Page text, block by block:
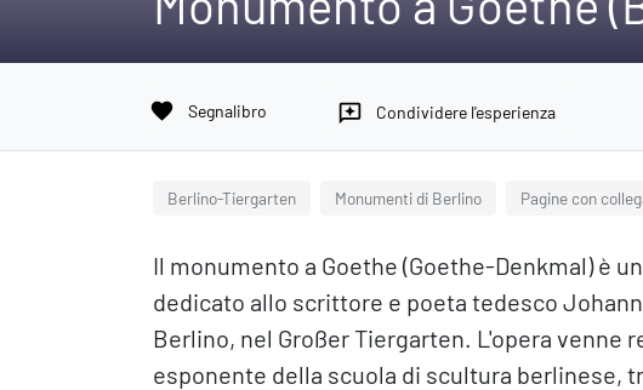
favorite Segnalibro reviews Condividere l'esperienza
Berlino-Tiergarten Monumenti di Berlino Pagine con
Il monumento a Goethe (Goethe-Denkmal) è
dedicato allo scrittore e poeta tedesco
Berlino, nel Großer Tiergarten. L'opera venne
esponente della scuola di scultura berlinese,